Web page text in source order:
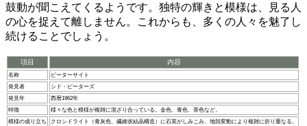
鼓動が聞こえてくるようです。独特の輝きと模様は、見る人
の心を捉えて離しません。これからも、多くの人々を魅了し
続けることでしょう。
項目 内容
名称
ピーターサイト
発見者
シド・ピーターズ
発見年
西暦1962年
特徴
様々な色と模様が複雑に混ざり合っている。金色、青色、茶色など。
模様の成り立ち
クロシドライト（青灰色、繊維状結晶構造）に石英がしみこみ、地殻変動により複雑に折り重なる。